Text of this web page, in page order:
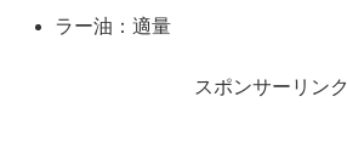
ラー油：適量
スポンサーリンク